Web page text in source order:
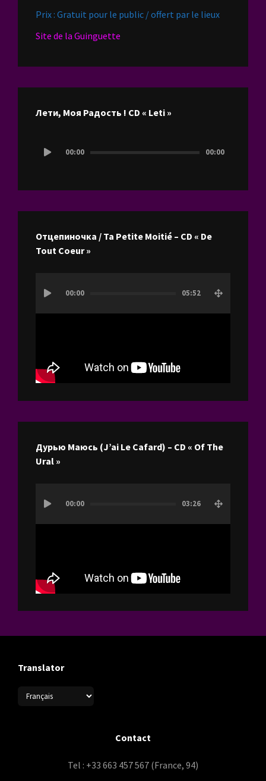
Prix : Gratuit pour le public / offert par le lieux
Site de la Guinguette
Лети, Моя Радость ! CD « Leti »
audio
00:00 00:00
Отцепиночка / Ta Petite Moitié – CD « De
Tout Coeur »
vidéo
00:00 05:52
Дурью Маюсь (J’ai Le Cafard) – CD « Of The
Ural »
vidéo
00:00 03:26
Translator
Contact
Tel : +33 663 457 567 (France, 94)